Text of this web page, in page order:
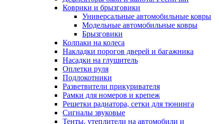
Коврики и брызговики
Универсальные автомобильные ковры
Модельные автомобильные ковры
Брызговики
Колпаки на колеса
Накладки порогов дверей и багажника
Насадки на глушитель
Оплетки руля
Подлокотники
Разветвители прикуривателя
Рамки для номеров и крепеж
Решетки радиатора, сетки для тюнинга
Сигналы звуковые
Тенты, утеплители на автомобили и